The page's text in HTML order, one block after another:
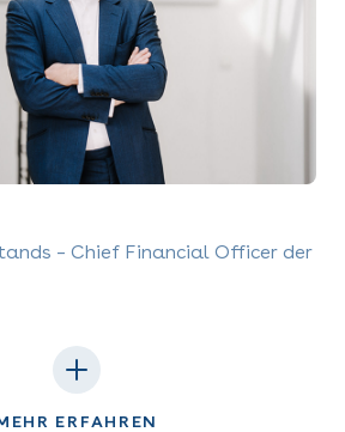
– Chief Financial Officer der
ERFAHREN